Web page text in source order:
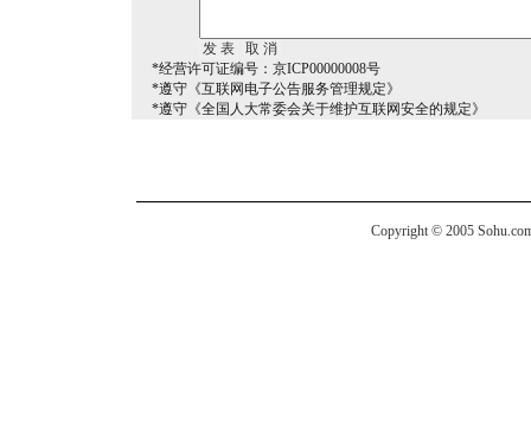
*经营许可证编号：京ICP00000008号
*遵守《互联网电子公告服务管理规定》
*遵守《全国人大常委会关于维护互联网安全的规定》
Copyright © 2005